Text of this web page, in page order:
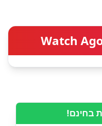
Watch
בחינם!